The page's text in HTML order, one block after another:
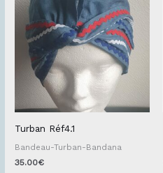
Turban Réf4.1
Bandeau-Turban-Bandana
35.00€